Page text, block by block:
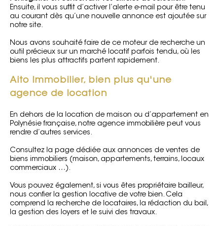
Ensuite, il vous suffit d’activer l’alerte e-mail pour être tenu
au courant dès qu’une nouvelle annonce est ajoutée sur
notre site.
Nous avons souhaité faire de ce moteur de recherche un
outil précieux sur un marché locatif parfois tendu, où les
biens les plus attractifs partent rapidement.
Aito Immobilier, bien plus qu'une
agence de location
En dehors de la location de maison ou d’appartement en
Polynésie française, notre agence immobilière peut vous
rendre d’autres services.
Consultez la page dédiée aux annonces de ventes de
biens immobiliers (maison, appartements, terrains, locaux
commerciaux …).
Vous pouvez également, si vous êtes propriétaire bailleur,
nous confier la gestion locative de votre bien. Cela
comprend la recherche de locataires, la rédaction du bail,
la gestion des loyers et le suivi des travaux.